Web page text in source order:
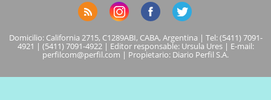
Domicilio: California 2715, C1289ABI, CABA, Argentina | Tel: (5411) 7091-
4921 | (5411) 7091-4922 | Editor responsable: Ursula Ures | E-mail:
perfilcom@perfil.com | Propietario: Diario Perfil S.A.